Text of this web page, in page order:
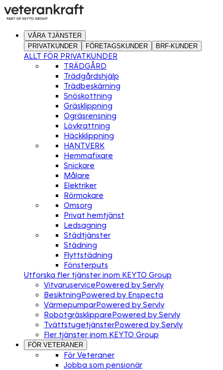
VÅRA TJÄNSTER
PRIVATKUNDER
FÖRETAGSKUNDER BRF-KUNDER
ALLT FÖR PRIVATKUNDER
TRÄDGÅRD
Trädgårdshjälp
Trädbeskärning
Snöskottning
Gräsklippning
Ogräsrensning
Lövkrattning
Häckklippning
HANTVERK
Hemmafixare
Snickare
Målare
Elektriker
Rörmokare
Omsorg
Privat hemtjänst
Ledsagning
Städtjänster
Städning
Flyttstädning
Fönsterputs
Utforska fler tjänster inom KEYTO Group
VitvaruservicePowered by Servly
BesiktningPowered by Enspecta
VärmepumparPowered by Servly
RobotgräsklipparePowered by Servly
TvättstugetjänsterPowered by Servly
Fler tjänster inom KEYTO Group
FÖR VETERANER
För Veteraner
Jobba som pensionär